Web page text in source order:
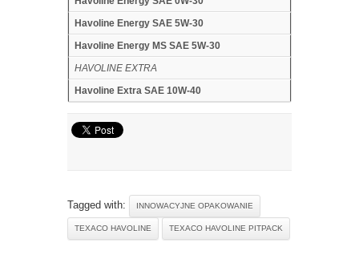
Havoline Energy SAE 5W-30
Havoline Energy MS SAE 5W-30
HAVOLINE EXTRA
Havoline Extra SAE 10W-40
Tagged with: INNOWACYJNE OPAKOWANIE
TEXACO HAVOLINE TEXACO HAVOLINE PITPACK